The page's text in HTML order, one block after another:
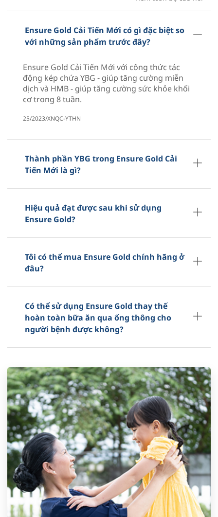
Ensure Gold Cải Tiến Mới có gì đặc biệt so
với những sản phẩm trước đây?
Ensure Gold Cải Tiến Mới với công thức tác
động kép chứa YBG - giúp tăng cường miễn
dịch và HMB - giúp tăng cường sức khỏe khối
cơ trong 8 tuần.
25/2023/XNQC-YTHN
Thành phần YBG trong Ensure Gold Cải
Tiến Mới là gì?
Hiệu quả đạt được sau khi sử dụng
Ensure Gold?
Tôi có thể mua Ensure Gold chính hãng ở
đâu?
Có thể sử dụng Ensure Gold thay thế
hoàn toàn bữa ăn qua ống thông cho
người bệnh được không?